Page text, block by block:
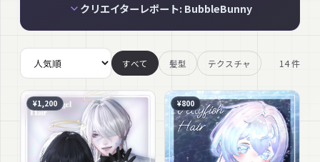
クリエイターレポート: BubbleBunny
すべて 髪型 テクスチャ 14件
¥1,200 ¥800